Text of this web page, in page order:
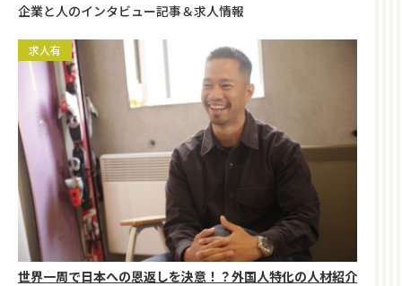
企業と人のインタビュー記事＆求人情報
求人有
世界一周で日本への恩返しを決意！？外国人特化の人材紹介